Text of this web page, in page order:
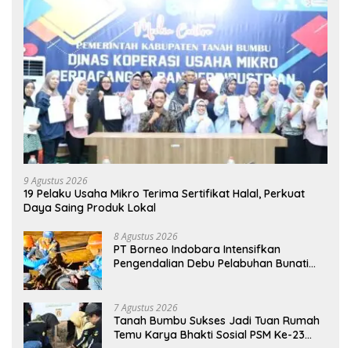
9 Agustus 2026
19 Pelaku Usaha Mikro Terima Sertifikat Halal, Perkuat
Daya Saing Produk Lokal
8 Agustus 2026
PT Borneo Indobara Intensifkan
Pengendalian Debu Pelabuhan Bunati
7 Agustus 2026
Tanah Bumbu Sukses Jadi Tuan Rumah
Temu Karya Bhakti Sosial PSM Ke-23